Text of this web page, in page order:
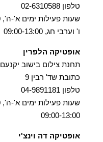
טלפון 02-6310588
ו' וערבי חג, 09:00-13:00
אופטיקה הלפרין
תחנת צילום בישוב יקנעם
כתובת שד' רבין 9
טלפון 04-9891181
09:00-13:00
אופטיקה דה וינצ'י